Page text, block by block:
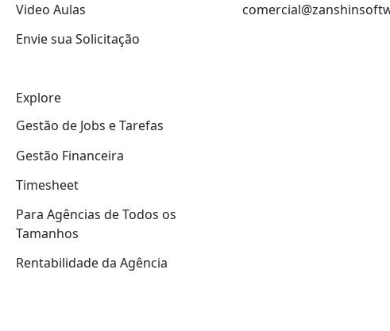
Video Aulas
Envie sua Solicitação
Explore
Gestão de Jobs e Tarefas
Gestão Financeira
Timesheet
Para Agências de Todos os
Tamanhos
Rentabilidade da Agência